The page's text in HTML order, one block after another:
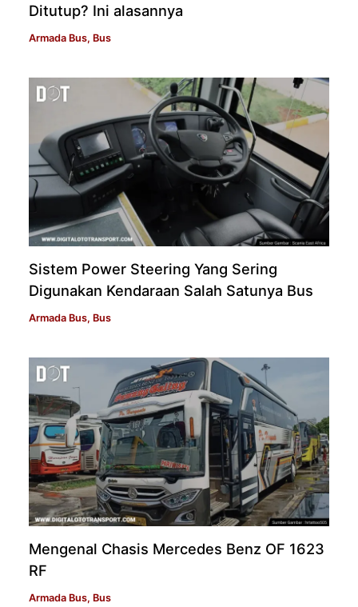
Ditutup? Ini alasannya
Armada Bus, Bus
Sistem Power Steering Yang Sering
Digunakan Kendaraan Salah Satunya Bus
Armada Bus, Bus
Mengenal Chasis Mercedes Benz OF 1623
RF
Armada Bus, Bus